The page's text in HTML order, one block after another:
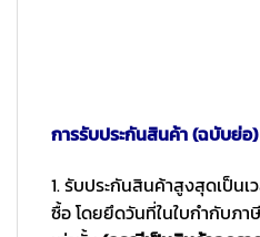
การรับประกันสินค้า (ฉบับย่อ)
1. รับประกันสินค้าสูงสุดเป็น
ซื้อ โดยยึดวันที่ในใบกำกับภา